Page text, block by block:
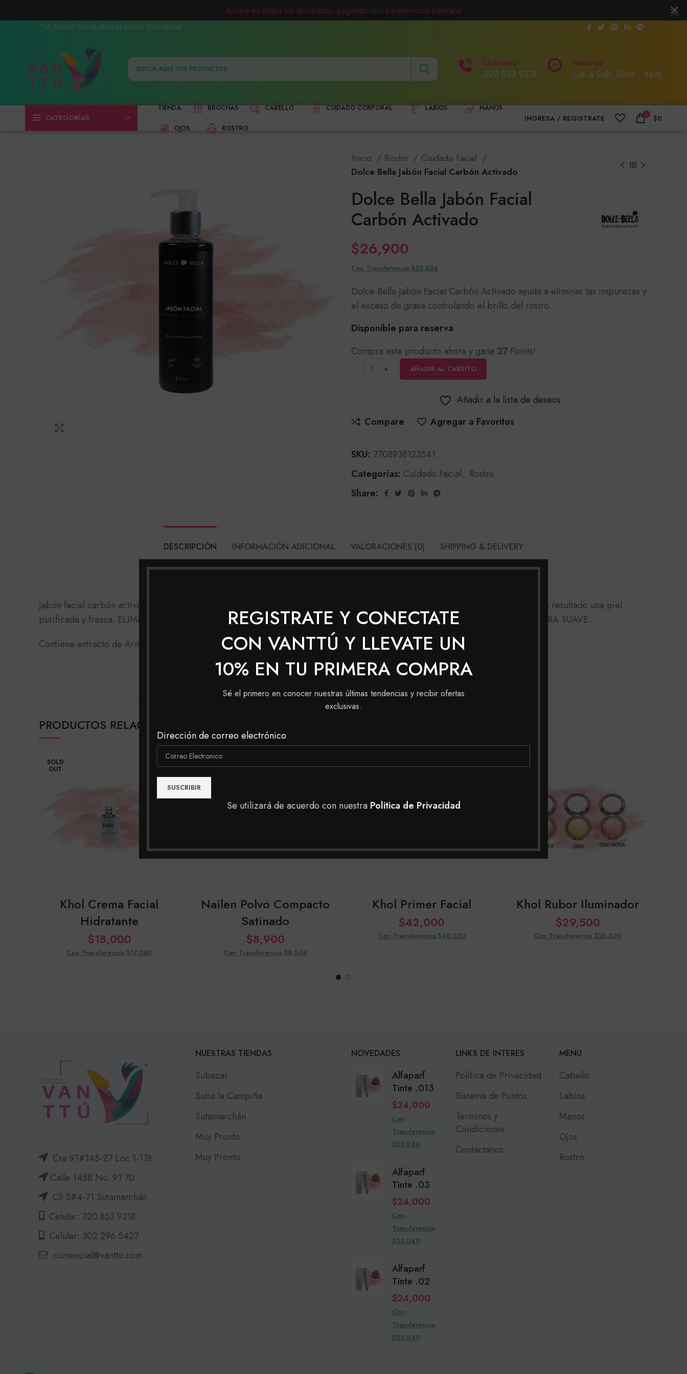
REGISTRATE Y CONECTATE
CON VANTTÚ Y LLEVATE UN
10% EN TU PRIMERA COMPRA
Sé el primero en conocer nuestras últimas tendencias y recibir ofertas
exclusivas.
Dirección de correo electrónico
Se utilizará de acuerdo con nuestra Politica de Privacidad
TUS PRODUCTOS DE BELLEZA EN UN SOLO LUGAR
Llamanos
320 853 9318
Horarios
Lun a Sab 10am - 4pm
CATEGORÍAS
TIENDA BROCHAS CABELLO CUIDADO CORPORAL LABIOS MANOS
OJOS ROSTRO
INGRESA / REGISTRATE 0 $0
Inicio Rostro
Cuidado Facial
Dolce Bella Jabón Facial Carbón Activado
Dolce Bella Jabón Facial
Carbón Activado
$26,900
Con Transferencia $25,824
Dolce Bella Jabón Facial Carbón Activado ayuda a eliminar las impurezas y
el exceso de grasa controlando el brillo del rostro.
Disponible para reserva
Compra este producto ahora y gana 27Points!
AÑADIR AL CARRITO
Añadir a la lista de deseos
Compare
Agregar a Favoritos
SKU: 7708938123541
Categorías: Cuidado Facial, Rostro
Share:
DESCRIPCIÓN INFORMACIÓN ADICIONAL VALORACIONES (0) SHIPPING & DELIVERY
Jabón facial carbón activado ayuda a eliminar las impurezas y el exceso de grasa controlando el brillo del rostro, lo que da como resultado una piel
purificada y fresca. ELIMINA de forma natural y profunda las IMPUREZAS de la piel. Limpia los POROS y Deja la piel con TEXTURA SUAVE.
Contiene extracto de Árnica Montana
PRODUCTOS RELACIONADOS
SOLD
OUT
Khol Crema Facial
Hidratante
$18,000
Con Transferencia $17,280
OUT
Nailen Polvo Compacto
Satinado
$8,900
Con Transferencia $8,544
OUT
Khol Primer Facial
$42,000
Con Transferencia $40,320
OUT
Khol Rubor Iluminador
$29,500
Con Transferencia $28,320
Cra 91#145-27 Loc 1-118
Calle 145B No. 91 70
Cll 5#4-71 Sutamarchán
Celular: 320 853 9318
Celular: 302 296 5427
comencial@vanttu.com
NUESTRAS TIENDAS
Subazar
Suba la Campiña
Sutamarchán
Muy Pronto
Muy Pronto
NOVEDADES
Alfaparf
Tinte .013
$24,000
Con
Transferencia
$23,040
Alfaparf
Tinte .03
$24,000
Con
Transferencia
$23,040
Alfaparf
Tinte .02
$24,000
Con
Transferencia
$23,040
LINKS DE INTERES
Política de Privacidad
Sistema de Puntos
Terminos y
Condiciones
Contactanos
MENU
Cabello
Labios
Manos
Ojos
Rostro
Ahorra en todos los productos, pagando con transferencia bancaria